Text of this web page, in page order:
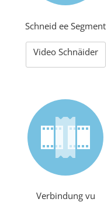
Schneid ee Segment
Video Schnäider
Verbindung vu